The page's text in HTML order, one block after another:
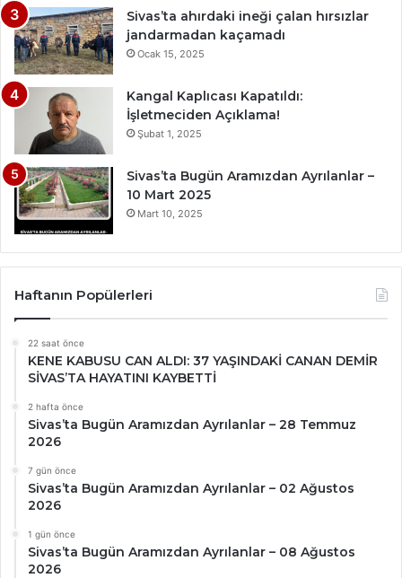
Sivas’ta ahırdaki ineği çalan hırsızlar
jandarmadan kaçamadı
Ocak 15, 2025
Kangal Kaplıcası Kapatıldı:
İşletmeciden Açıklama!
Şubat 1, 2025
Sivas’ta Bugün Aramızdan Ayrılanlar –
10 Mart 2025
Mart 10, 2025
Haftanın Popülerleri
22 saat önce
KENE KABUSU CAN ALDI: 37 YAŞINDAKİ CANAN DEMİR
SİVAS’TA HAYATINI KAYBETTİ
2 hafta önce
Sivas’ta Bugün Aramızdan Ayrılanlar – 28 Temmuz
2026
7 gün önce
Sivas’ta Bugün Aramızdan Ayrılanlar – 02 Ağustos
2026
1 gün önce
Sivas’ta Bugün Aramızdan Ayrılanlar – 08 Ağustos
2026